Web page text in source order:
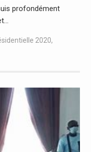
profondément
2020,